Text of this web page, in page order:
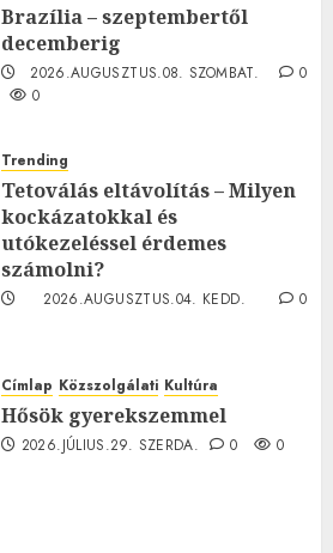
Brazília – szeptembertől
decemberig
2026.AUGUSZTUS.08. SZOMBAT.
0
0
Trending
Tetoválás eltávolítás – Milyen
kockázatokkal és
utókezeléssel érdemes
számolni?
2026.AUGUSZTUS.04. KEDD.
0
Címlap Közszolgálati Kultúra
Hősök gyerekszemmel
2026.JÚLIUS.29. SZERDA. 0 0